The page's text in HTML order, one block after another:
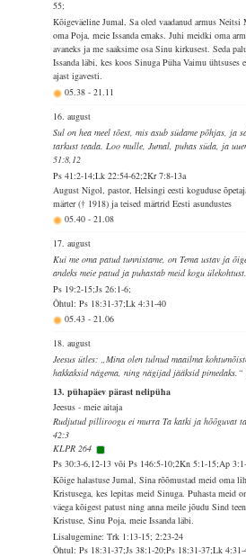
55;
Kõigeväeline Jumal, Sa oled vaadanud armus Neitsi
oma Poja, meie Issanda emaks. Juhi meidki oma
avaneks ja me saaksime osa Sinu kirkusest. Seda
Issanda läbi, kes koos Sinuga Püha Vaimu ühtsuses
ajast igavesti.
05.38-21.11
16. august
Sul on hea meel tõest, mis asub südame põhjas, ja
tarkust teada. Loo mulle, Jumal, puhas süda, ja
51:8,12
Ps 41:2-14;Lk 22:54-62;2Kr 7:8-13a
August Nigol, pastor, Helsingi eesti koguduse
märter († 1918) ja teised märtrid Eesti asundustes
05.40-21.08
17. august
Kui me oma patud tunnistame, on Tema ustav ja
andeks meie patud ja puhastab meid kogu
Ps 19:2-15;Js 26:1-6;
Õhtul: Ps 18:31-37;Lk 4:31-40
05.43-21.06
18. august
Jeesus ütles: „Mina olen tulnud maailma
hakkaksid nägema, ning nägijad jääksid pimedaks.“
13. pühapäev pärast nelipüha
Jeesus - meie aitaja
Rudjutud pilliroogu ei murra Ta katki ja hõõguvat
42:3
KLPR 264
Ps 30:3-6,12-13 või Ps 146:5-10;2Kn 5:1-15;Ap
Kõige halastuse Jumal, Sina rõõmustad meid oma
Kristusega, kes lepitas meid Sinuga. Puhasta meid
väega kõigest patust ning anna meile jõudu Sind
Kristuse, Sinu Poja, meie Issanda läbi.
Lisalugemine: Trk 1:13-15; 2:23-24
Õhtul: Ps 18:31-37;Js 38:1-20;Ps 18:31-37;Lk 4:31-